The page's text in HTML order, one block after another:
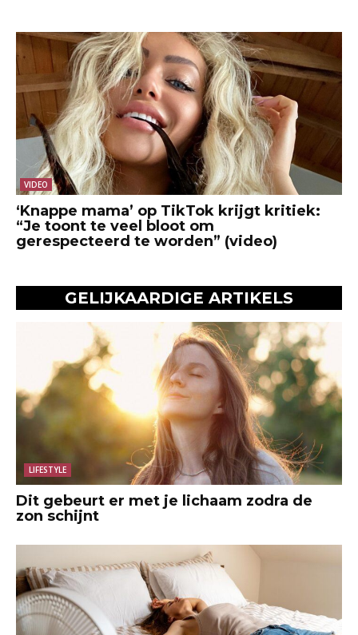
VIDEO
‘Knappe mama’ op TikTok krijgt kritiek:
“Je toont te veel bloot om
gerespecteerd te worden” (video)
GELIJKAARDIGE ARTIKELS
LIFESTYLE
Dit gebeurt er met je lichaam zodra de
zon schijnt